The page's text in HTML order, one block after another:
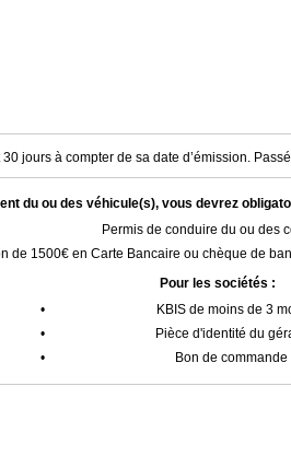
jours à compter de sa date d’émission.
du ou des véhicule(s), vous devrez
Permis de conduire du ou des
de 1500€ en Carte Bancaire ou chèque de
Pour les sociétés :
•
KBIS de moins de 3
•
Pièce d'identité du
•
Bon de commande